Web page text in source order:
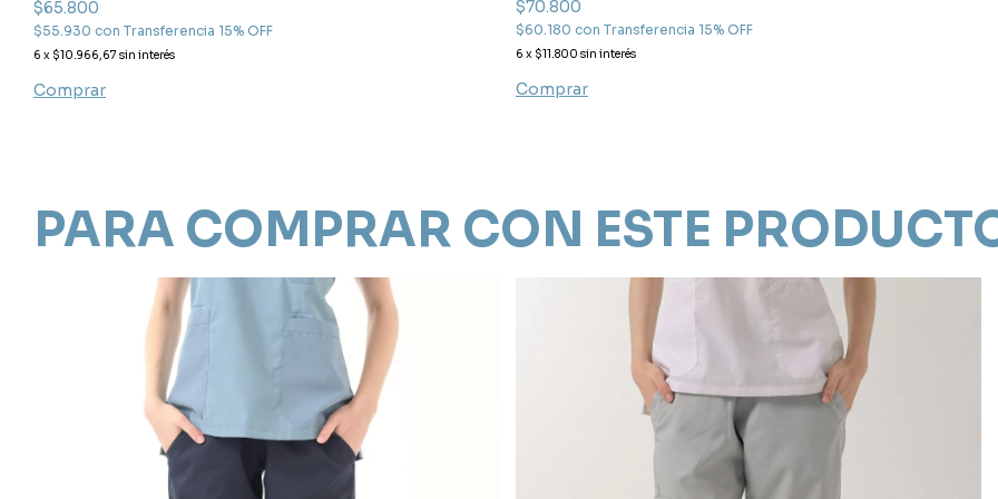
$65.800
$55.930 con Transferencia 15% OFF
6 x $10.966,67 sin interés
Comprar
$70.800
$60.180 con Transferencia 15% OFF
6 x $11.800 sin interés
Comprar
PARA COMPRAR CON ESTE